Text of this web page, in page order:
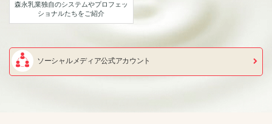
森永乳業独自のシステムやプロフェッ
ショナルたちをご紹介
ソーシャルメディア公式アカウント